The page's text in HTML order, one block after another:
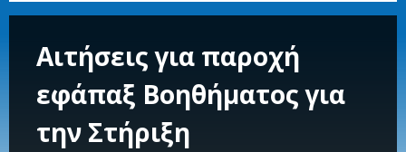
Αιτήσεις για παροχή
εφάπαξ Βοηθήματος για
την Στήριξη